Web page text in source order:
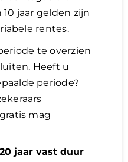
jaar gelden zijn
rentes.
te overzien
Heeft u
periode?
mag
jaar vast duur